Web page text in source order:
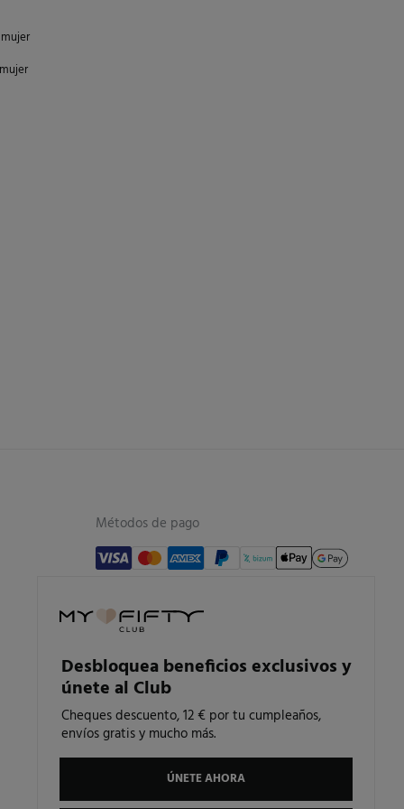
Métodos de pago
Desbloquea beneficios exclusivos y
únete al Club
Cheques descuento, 12 € por tu cumpleaños,
envíos gratis y mucho más.
ÚNETE AHORA